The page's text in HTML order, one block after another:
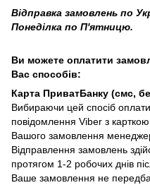
Відправка замовлень по
Понеділка по П'ятницю.
Ви можете оплатити
Вас способів:
Карта ПриватБанку (смс,
Вибираючи цей спосіб
повідомлення Viber з
Вашого замовлення
Відправлення замовлень
протягом 1-2 робочих днів
Ваше замовлення не